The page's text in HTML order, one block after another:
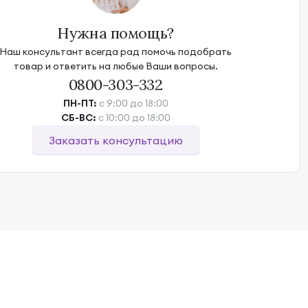
Нужна помощь?
Наш консультант всегда рад помочь подобрать
товар и ответить на любые Ваши вопросы.
0800-303-332
ПН-ПТ: с 9:00 до 18:00
СБ-ВС: с 10:00 до 18:00
Заказать консультацию